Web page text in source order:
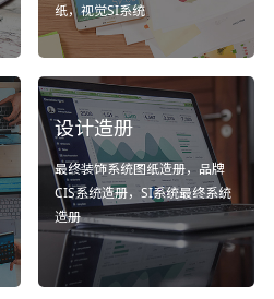
纸，视觉SI系统
设计造册
最终装饰系统图纸造册，品牌
CIS系统造册，SI系统最终系统
造册